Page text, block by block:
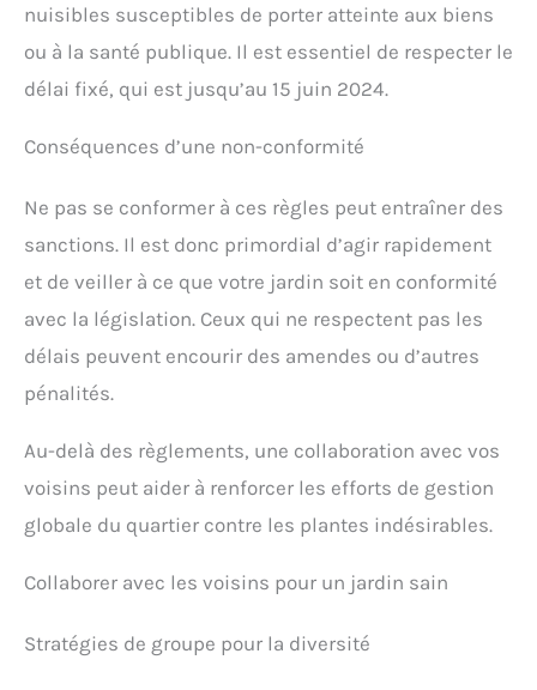
nuisibles susceptibles de porter atteinte aux biens
ou à la santé publique. Il est essentiel de respecter le
délai fixé, qui est jusqu’au 15 juin 2024.
Conséquences d’une non-conformité
Ne pas se conformer à ces règles peut entraîner des
sanctions. Il est donc primordial d’agir rapidement
et de veiller à ce que votre jardin soit en conformité
avec la législation. Ceux qui ne respectent pas les
délais peuvent encourir des amendes ou d’autres
pénalités.
Au-delà des règlements, une collaboration avec vos
voisins peut aider à renforcer les efforts de gestion
globale du quartier contre les plantes indésirables.
Collaborer avec les voisins pour un jardin sain
Stratégies de groupe pour la diversité